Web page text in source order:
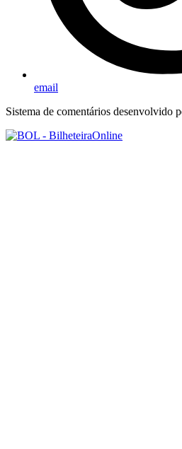
email
Sistema de comentários desenvolvido